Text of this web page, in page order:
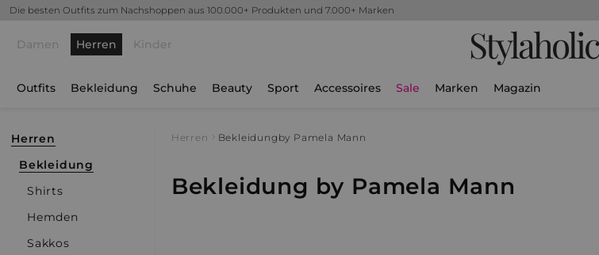
Die besten Outfits zum Nachshoppen aus 100.000+ Produkten und 7.000+ Marken
Damen Herren Kinder Stylaholic
Outfits Bekleidung Schuhe Beauty Sport Accessoires Sale Marken Magazin
Herren
Bekleidung
Shirts
Hemden
Sakkos
Herren Bekleidung by Pamela Mann
Bekleidung by Pamela Mann